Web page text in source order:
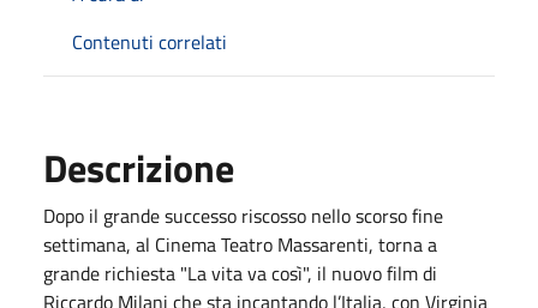
Contenuti correlati
Descrizione
Dopo il grande successo riscosso nello scorso fine
settimana, al Cinema Teatro Massarenti, torna a
grande richiesta "La vita va così", il nuovo film di
Riccardo Milani che sta incantando l’Italia, con Virginia